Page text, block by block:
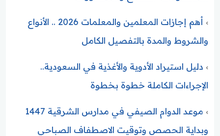
أهم إجازات المعلمين والمعلمات 2026 .. الأنواع
والشروط والمدة بالتفصيل الكامل
دليل استيراد الأدوية والأغذية في السعودية..
الإجراءات الكاملة خطوة بخطوة
موعد الدوام الصيفي في مدارس الشرقية 1447
وبداية الحصص وتوقيت الاصطفاف الصباحي